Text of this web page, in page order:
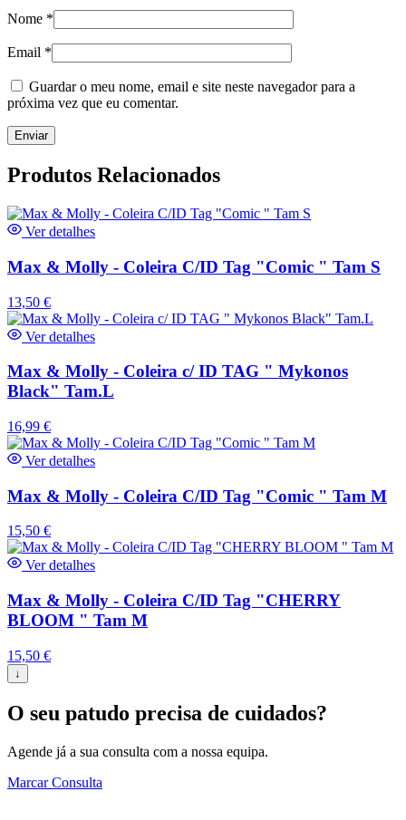
Nome *
Email *
Guardar o meu nome, email e site neste navegador para a
próxima vez que eu comentar.
Produtos Relacionados
Ver detalhes
Max & Molly - Coleira C/ID Tag "Comic " Tam S
13,50 €
Ver detalhes
Max & Molly - Coleira c/ ID TAG " Mykonos
Black" Tam.L
16,99 €
Ver detalhes
Max & Molly - Coleira C/ID Tag "Comic " Tam M
15,50 €
Ver detalhes
Max & Molly - Coleira C/ID Tag "CHERRY
BLOOM " Tam M
15,50 €
↓
O seu patudo precisa de cuidados?
Agende já a sua consulta com a nossa equipa.
Marcar Consulta